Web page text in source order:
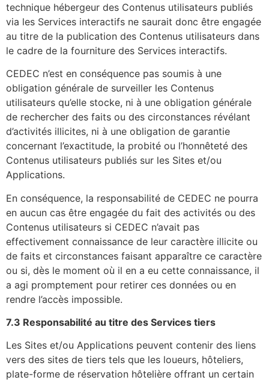
technique hébergeur des Contenus utilisateurs publiés
via les Services interactifs ne saurait donc être engagée
au titre de la publication des Contenus utilisateurs dans
le cadre de la fourniture des Services interactifs.
CEDEC n’est en conséquence pas soumis à une
obligation générale de surveiller les Contenus
utilisateurs qu’elle stocke, ni à une obligation générale
de rechercher des faits ou des circonstances révélant
d’activités illicites, ni à une obligation de garantie
concernant l’exactitude, la probité ou l’honnêteté des
Contenus utilisateurs publiés sur les Sites et/ou
Applications.
En conséquence, la responsabilité de CEDEC ne pourra
en aucun cas être engagée du fait des activités ou des
Contenus utilisateurs si CEDEC n’avait pas
effectivement connaissance de leur caractère illicite ou
de faits et circonstances faisant apparaître ce caractère
ou si, dès le moment où il en a eu cette connaissance, il
a agi promptement pour retirer ces données ou en
rendre l’accès impossible.
7.3 Responsabilité au titre des Services tiers
Les Sites et/ou Applications peuvent contenir des liens
vers des sites de tiers tels que les loueurs, hôteliers,
plate-forme de réservation hôtelière offrant un certain